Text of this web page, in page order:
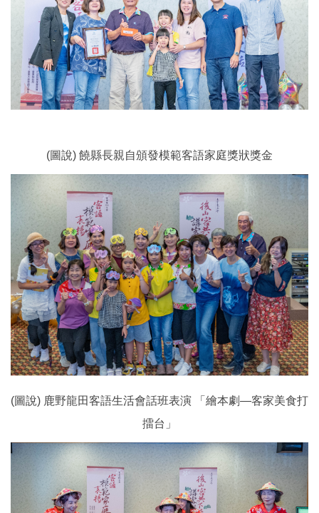
(圖說) 饒縣長親自頒發模範客語家庭獎狀獎金
(圖說) 鹿野龍田客語生活會話班表演 「繪本劇—客家美食打
擂台」